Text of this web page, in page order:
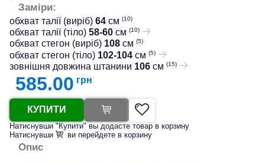
Заміри:
обхват талії (виріб) 64см (10)
обхват талії (тіло) 58-60см (10)
обхват стегон (виріб) 108см (5)
обхват стегон (тіло) 102-104см (5)
зовнішня довжина штанини 106см (15)
585.00 грн
КУПИТИ
Натиснувши "Купити" вы додасте товар в корзину
Натиснувши
ви перейдете в корзину
Опис